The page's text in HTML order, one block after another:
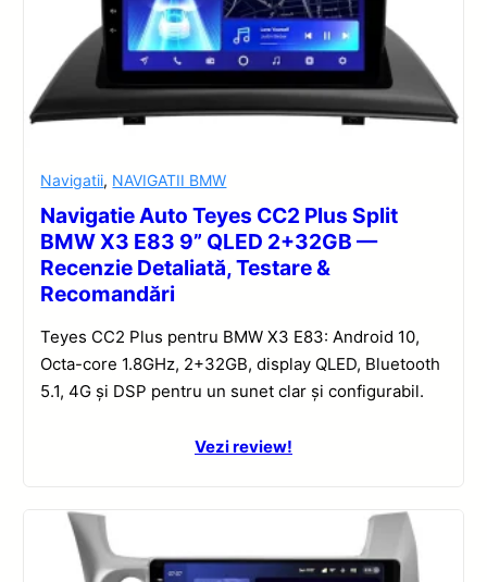
Navigatii, NAVIGATII BMW
Navigatie Auto Teyes CC2 Plus Split
BMW X3 E83 9” QLED 2+32GB —
Recenzie Detaliată, Testare &
Recomandări
Teyes CC2 Plus pentru BMW X3 E83: Android 10,
Octa-core 1.8GHz, 2+32GB, display QLED, Bluetooth
5.1, 4G și DSP pentru un sunet clar și configurabil.
Vezi review!